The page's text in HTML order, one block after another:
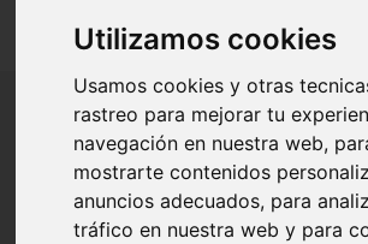
Utilizamos cookies
Usamos cookies y otras
rastreo para mejorar tu
navegación en nuestra web,
mostrarte contenidos
anuncios adecuados, para
tráfico en nuestra web y para
ALQUILAR
Inicio Amigos Valencia Jade